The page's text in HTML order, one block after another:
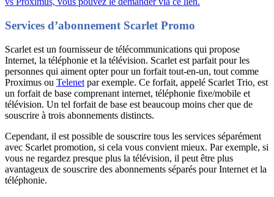
Services d’abonnement Scarlet Promo
Scarlet est un fournisseur de télécommunications qui propose
Internet, la téléphonie et la télévision. Scarlet est parfait pour les
personnes qui aiment opter pour un forfait tout-en-un, tout comme
Proximus ou Telenet par exemple. Ce forfait, appelé Scarlet Trio, est
un forfait de base comprenant internet, téléphonie fixe/mobile et
télévision. Un tel forfait de base est beaucoup moins cher que de
souscrire à trois abonnements distincts.
Cependant, il est possible de souscrire tous les services séparément
avec Scarlet promotion, si cela vous convient mieux. Par exemple, si
vous ne regardez presque plus la télévision, il peut être plus
avantageux de souscrire des abonnements séparés pour Internet et la
téléphonie.